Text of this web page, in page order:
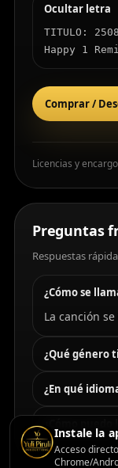
Ocultar letra
TITULO:
Happy 1
Comprar /
Licencias y
Preguntas
Respuestas
¿Cómo se
La canción
¿Qué género
¿En qué
¿Cómo puedo
Instale la
Acceso
Chrome/